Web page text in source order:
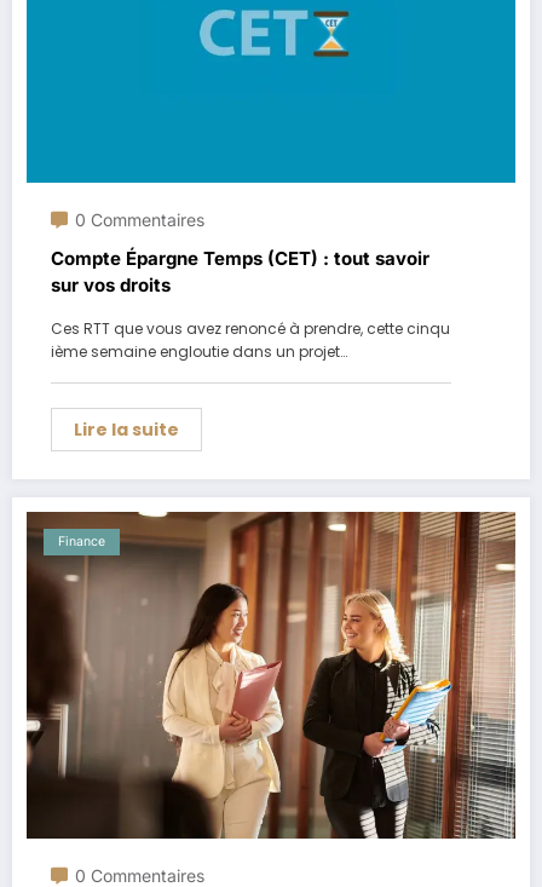
0 Commentaires
Compte Épargne Temps (CET) : tout savoir
sur vos droits
Ces RTT que vous avez renoncé à prendre, cette cinqu
ième semaine engloutie dans un projet…
Lire la suite
Finance
0 Commentaires